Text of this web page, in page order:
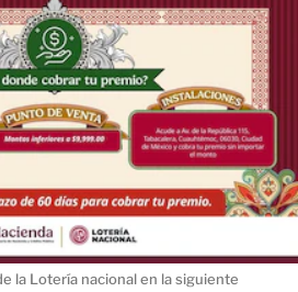
la Lotería nacional en la siguiente